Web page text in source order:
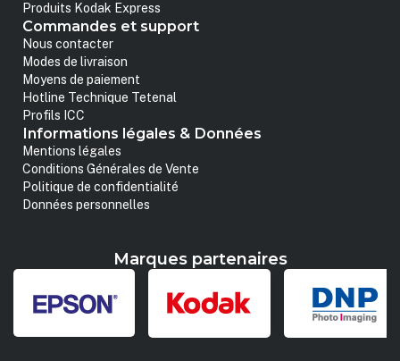
Produits Kodak Express
Commandes et support
Nous contacter
Modes de livraison
Moyens de paiement
Hotline Technique Tetenal
Profils ICC
Informations légales & Données
Mentions légales
Conditions Générales de Vente
Politique de confidentialité
Données personnelles
Marques partenaires